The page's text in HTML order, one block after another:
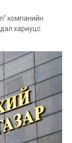
компанийн
хариуцс